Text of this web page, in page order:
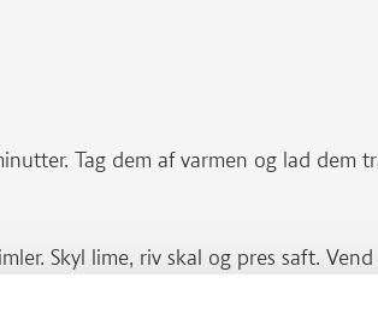
Tag dem af varmen og lad dem
Skyl lime, riv skal og pres saft.